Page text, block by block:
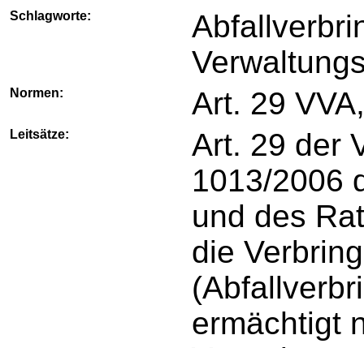
Schlagworte:
Normen: Art. 29
Leitsätze:
Art. 29 der
1013/2006
und des
die
ermächtigt